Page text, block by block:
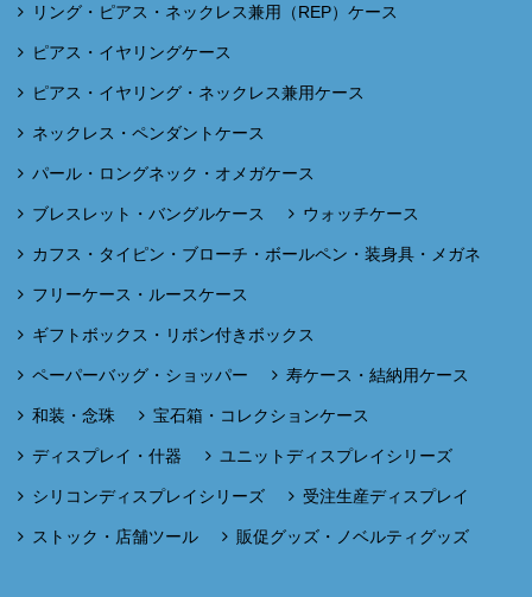
リング・ピアス・ネックレス兼用（REP）ケース
ピアス・イヤリングケース
ピアス・イヤリング・ネックレス兼用ケース
ネックレス・ペンダントケース
パール・ロングネック・オメガケース
ブレスレット・バングルケース ウォッチケース
カフス・タイピン・ブローチ・ボールペン・装身具・メガネ
フリーケース・ルースケース
ギフトボックス・リボン付きボックス
ペーパーバッグ・ショッパー 寿ケース・結納用ケース
和装・念珠 宝石箱・コレクションケース
ディスプレイ・什器 ユニットディスプレイシリーズ
シリコンディスプレイシリーズ 受注生産ディスプレイ
ストック・店舗ツール 販促グッズ・ノベルティグッズ